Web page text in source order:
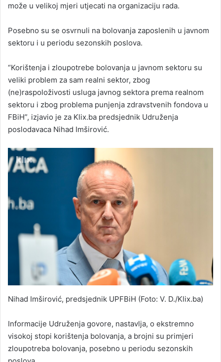
može u velikoj mjeri utjecati na organizaciju rada.
Posebno su se osvrnuli na bolovanja zaposlenih u javnom
sektoru i u periodu sezonskih poslova.
“Korištenja i zloupotrebe bolovanja u javnom sektoru su
veliki problem za sam realni sektor, zbog
(ne)raspoloživosti usluga javnog sektora prema realnom
sektoru i zbog problema punjenja zdravstvenih fondova u
FBiH”, izjavio je za Klix.ba predsjednik Udruženja
poslodavaca Nihad Imširović.
Nihad Imširović, predsjednik UPFBiH (Foto: V. D./Klix.ba)
Informacije Udruženja govore, nastavlja, o ekstremno
visokoj stopi korištenja bolovanja, a brojni su primjeri
zloupotreba bolovanja, posebno u periodu sezonskih